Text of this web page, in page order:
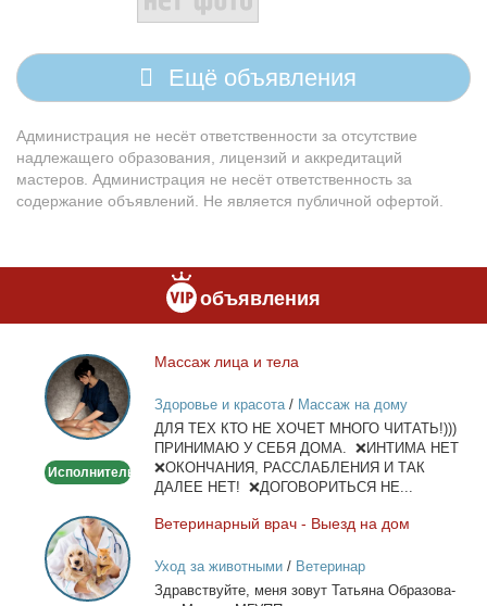
Ещё объявления
Администрация не несёт ответственности за отсутствие
надлежащего образования, лицензий и аккредитаций
мастеров. Администрация не несёт ответственность за
содержание объявлений. Не является публичной офертой.
объявления
Массаж
лица
и
тела
Исполнитель
Мас­саж ли­ца и те­ла
Здоровье и красота/ Массаж на дому
ДЛЯ ТЕХ КТО НЕ ХОЧЕТ МНОГО ЧИТАТЬ!)))
ПРИНИМАЮ У СЕБЯ ДОМА. ❌ИНТИМА НЕТ
❌ОКОНЧАНИЯ, РАССЛАБЛЕНИЯ И ТАК
ДАЛЕЕ НЕТ! ❌ДОГОВОРИТЬСЯ НЕ...
Ветеринарный
врач
-
Выезд
Ве­те­ри­нар­ный врач - Вы­езд на дом
Уход за животными/ Ветеринар
Здрав­ствуй­те, ме­ня зо­вут Та­тья­на Об­ра­зо­ва­